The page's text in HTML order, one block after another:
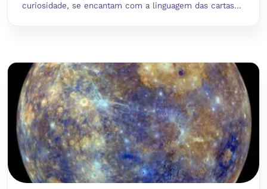
curiosidade, se encantam com a linguagem das cartas...